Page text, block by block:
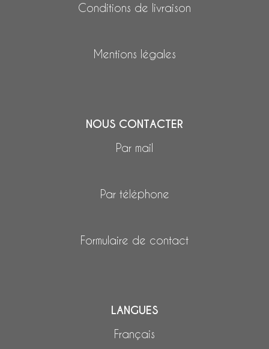
Conditions de livraison
Mentions légales
NOUS CONTACTER
Par mail
Par téléphone
Formulaire de contact
LANGUES
Français